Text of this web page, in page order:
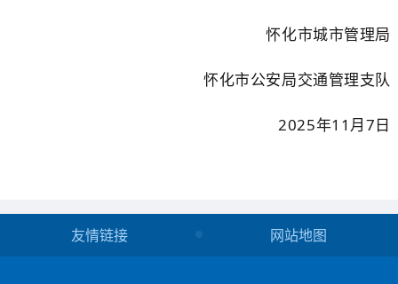
怀化市城市管理局
怀化市公安局交通管理支队
2025年1 1 月7日
友情链接 网站地图